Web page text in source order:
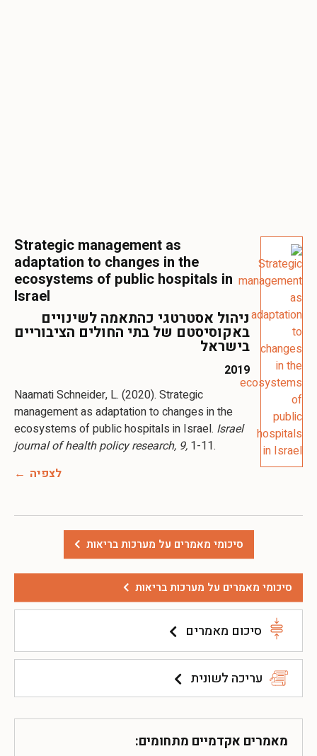
סיכומי מאמרים על מערכות בריאות
סיכום מאמרים
עריכה לשונית
מאמרים אקדמיים מתחומים:
Strategic management as
adaptation to changes in the
ecosystems of public hospitals in
Israel
ניהול אסטרטגי כהתאמה לשינויים
באקוסיסטם של בתי החולים הציבוריים
בישראל
2019
Naamati Schneider, L. (2020). Strategic
management as adaptation to changes in the
ecosystems of public hospitals in Israel. Israel
journal of health policy research, 9, 1-11.
לצפיה
סיכומי מאמרים על מערכות בריאות